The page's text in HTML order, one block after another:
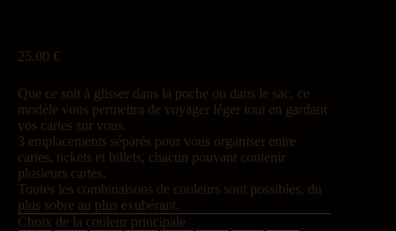
25,00 €
Que ce soit à glisser dans la poche ou dans le sac, ce
modèle vous permettra de voyager léger tout en gardant
vos cartes sur vous.
3 emplacements séparés pour vous organiser entre
cartes, tickets et billets, chacun pouvant contenir
plusieurs cartes.
Toutes les combinaisons de couleurs sont possibles, du
plus sobre au plus exubérant.
Choix de la couleur principale